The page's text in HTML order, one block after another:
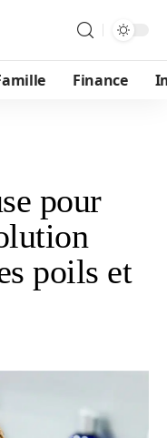
Finance
pour
poils et